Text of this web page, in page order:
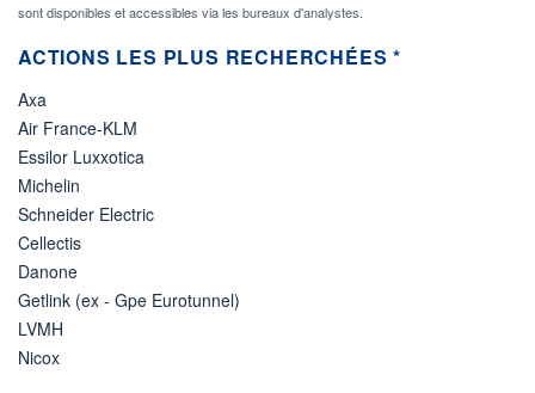
sont disponibles et accessibles via les bureaux d'analystes.
ACTIONS LES PLUS RECHERCHÉES *
Axa
Air France-KLM
Essilor Luxxotica
Michelin
Schneider Electric
Cellectis
Danone
Getlink (ex - Gpe Eurotunnel)
LVMH
Nicox